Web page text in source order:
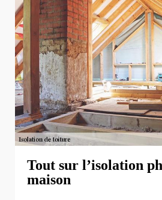
Tout sur l’isolation
maison